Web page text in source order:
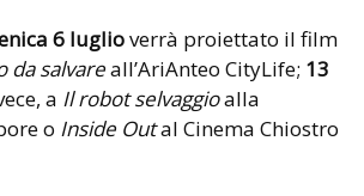
6 luglioverrà proiettato il film
da salvareall’AriAnteo CityLife; 13
a Il robot selvaggioalla
o Inside Outal Cinema Chiostro